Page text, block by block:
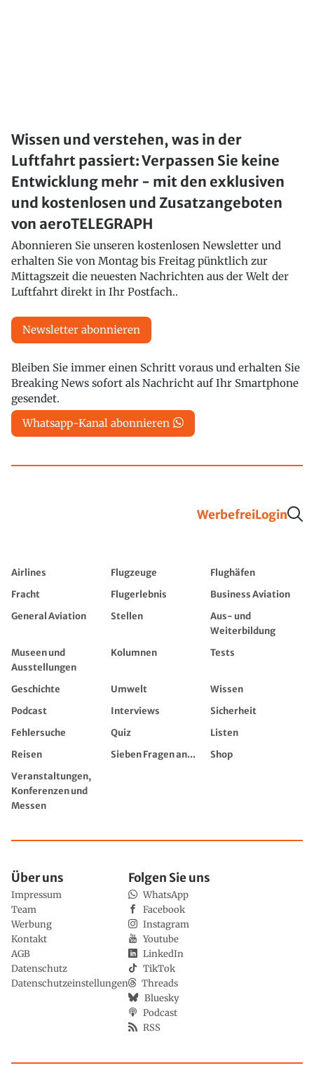
Wissen und verstehen, was in der
Luftfahrt passiert: Verpassen Sie keine
Entwicklung mehr - mit den exklusiven
und kostenlosen und Zusatzangeboten
von aeroTELEGRAPH
Abonnieren Sie unseren kostenlosen Newsletter und
erhalten Sie von Montag bis Freitag pünktlich zur
Mittagszeit die neuesten Nachrichten aus der Welt der
Luftfahrt direkt in Ihr Postfach..
Newsletter abonnieren
Bleiben Sie immer einen Schritt voraus und erhalten Sie
Breaking News sofort als Nachricht auf Ihr Smartphone
gesendet.
Whatsapp-Kanal abonnieren
WerbefreiLogin
Airlines Flugzeuge
Flughäfen
Fracht
Flugerlebnis
Business Aviation
General Aviation
Stellen
Aus- und
Weiterbildung
Museen und
Ausstellungen
Kolumnen Tests
Geschichte Umwelt
Wissen
Podcast
Interviews
Sicherheit
Fehlersuche
Quiz
Listen
Reisen
Sieben Fragen an...
Shop
Veranstaltungen,
Konferenzen und
Messen
Über uns
Impressum
Team
Werbung
Kontakt
AGB
Datenschutz
Datenschutzeinstellungen
Folgen Sie uns
WhatsApp
Facebook
Instagram
Youtube
LinkedIn
TikTok
Threads
Bluesky
Podcast
RSS